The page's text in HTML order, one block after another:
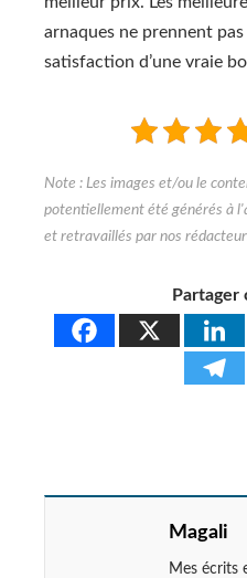
arnaques ne prennent
satisfaction d’une vraie
Partager
Magali
Mes écrits